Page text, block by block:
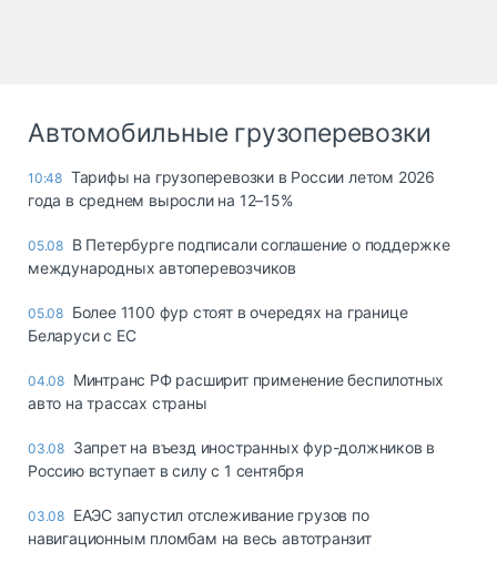
Автомобильные грузоперевозки
10:48 Тарифы на грузоперевозки в России летом 2026
года в среднем выросли на 12–15%
05.08 В Петербурге подписали соглашение о поддержке
международных автоперевозчиков
05.08 Более 1100 фур стоят в очередях на границе
Беларуси с ЕС
04.08 Минтранс РФ расширит применение беспилотных
авто на трассах страны
03.08 Запрет на въезд иностранных фур-должников в
Россию вступает в силу с 1 сентября
03.08 ЕАЭС запустил отслеживание грузов по
навигационным пломбам на весь автотранзит